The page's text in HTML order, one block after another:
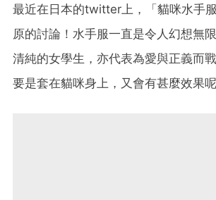
最近在日本的twitter上，「貓咪水手
原的討論！水手服一直是令人幻想無
清純的女學生，亦代表為愛與正義而
要是套在貓咪身上，又會有甚麼效果